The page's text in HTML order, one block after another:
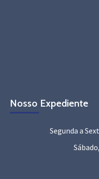
Nosso Expediente
Segunda a